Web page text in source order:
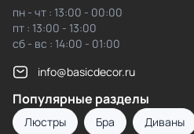
пн - чт : 13:00 - 00:00
пт : 13:00 - 13:00
сб - вс : 14:00 - 01:00
info@basicdecor.ru
Популярные разделы
Люстры Бра Диваны